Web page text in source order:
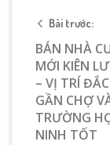
Bài trước:
BÁN NHÀ
MỚI KIÊN
– VỊ TRÍ
GẦN CHỢ
TRƯỜNG
NINH TỐT